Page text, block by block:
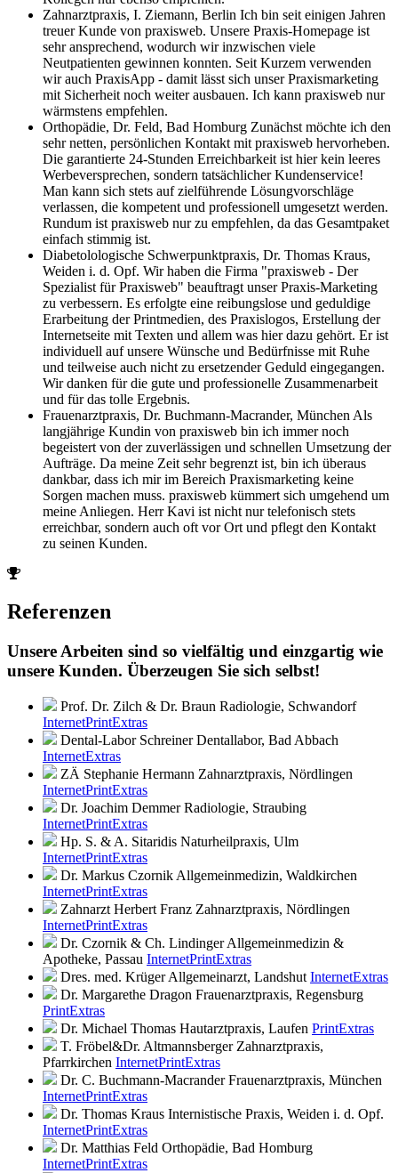
Zahnarztpraxis, I. Ziemann, Berlin Ich bin seit einigen Jahren
treuer Kunde von praxisweb. Unsere Praxis-Homepage ist
sehr ansprechend, wodurch wir inzwischen viele
Neutpatienten gewinnen konnten. Seit Kurzem verwenden
wir auch PraxisApp - damit lässt sich unser Praxismarketing
mit Sicherheit noch weiter ausbauen. Ich kann praxisweb nur
wärmstens empfehlen.
Orthopädie, Dr. Feld, Bad Homburg Zunächst möchte ich den
sehr netten, persönlichen Kontakt mit praxisweb hervorheben.
Die garantierte 24-Stunden Erreichbarkeit ist hier kein leeres
Werbeversprechen, sondern tatsächlicher Kundenservice!
Man kann sich stets auf zielführende Lösungvorschläge
verlassen, die kompetent und professionell umgesetzt werden.
Rundum ist praxisweb nur zu empfehlen, da das Gesamtpaket
einfach stimmig ist.
Diabetolologische Schwerpunktpraxis, Dr. Thomas Kraus,
Weiden i. d. Opf. Wir haben die Firma "praxisweb - Der
Spezialist für Praxisweb" beauftragt unser Praxis-Marketing
zu verbessern. Es erfolgte eine reibungslose und geduldige
Erarbeitung der Printmedien, des Praxislogos, Erstellung der
Internetseite mit Texten und allem was hier dazu gehört. Er ist
individuell auf unsere Wünsche und Bedürfnisse mit Ruhe
und teilweise auch nicht zu ersetzender Geduld eingegangen.
Wir danken für die gute und professionelle Zusammenarbeit
und für das tolle Ergebnis.
Frauenarztpraxis, Dr. Buchmann-Macrander, München Als
langjährige Kundin von praxisweb bin ich immer noch
begeistert von der zuverlässigen und schnellen Umsetzung der
Aufträge. Da meine Zeit sehr begrenzt ist, bin ich überaus
dankbar, dass ich mir im Bereich Praxismarketing keine
Sorgen machen muss. praxisweb kümmert sich umgehend um
meine Anliegen. Herr Kavi ist nicht nur telefonisch stets
erreichbar, sondern auch oft vor Ort und pflegt den Kontakt
zu seinen Kunden.
Referenzen
Unsere Arbeiten sind so vielfältig und einzgartig wie
unsere Kunden. Überzeugen Sie sich selbst!
Prof. Dr. Zilch & Dr. Braun Radiologie, Schwandorf
InternetPrintExtras
Dental-Labor Schreiner Dentallabor, Bad Abbach
InternetExtras
ZÄ Stephanie Hermann Zahnarztpraxis, Nördlingen
InternetPrintExtras
Dr. Joachim Demmer Radiologie, Straubing
InternetPrintExtras
Hp. S. & A. Sitaridis Naturheilpraxis, Ulm
InternetPrintExtras
Dr. Markus CzornikAllgemeinmedizin, Waldkirchen
InternetPrintExtras
Zahnarzt Herbert Franz Zahnarztpraxis, Nördlingen
InternetPrintExtras
Dr. Czornik & Ch. LindingerAllgemeinmedizin &
Apotheke, Passau InternetPrintExtras
Dres. med. KrügerAllgemeinarzt, Landshut InternetExtras
Dr. Margarethe Dragon Frauenarztpraxis, Regensburg
PrintExtras
Dr. Michael Thomas Hautarztpraxis, Laufen PrintExtras
T. Fröbel&Dr. Altmannsberger Zahnarztpraxis,
Pfarrkirchen InternetPrintExtras
Dr. C. Buchmann-Macrander Frauenarztpraxis, München
InternetPrintExtras
Dr. Thomas Kraus Internistische Praxis, Weiden i. d. Opf.
InternetPrintExtras
Dr. Matthias Feld Orthopädie, Bad Homburg
InternetPrintExtras